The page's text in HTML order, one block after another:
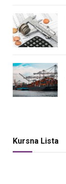
Kursna Lista